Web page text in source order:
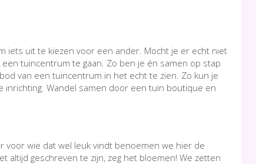
iets uit te kiezen voor een ander. Mocht je er echt niet
tuincentrum te gaan. Zo ben je én samen op stap
van een tuincentrum in het echt te zien. Zo kun je
Wandel samen door een tuin boutique en
wie dat wel leuk vindt benoemen we hier de
altijd geschreven te zijn, zeg het bloemen! We zetten